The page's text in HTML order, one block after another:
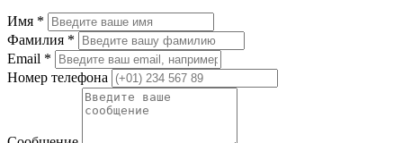
Имя *
Фамилия *
Email *
Номер телефона